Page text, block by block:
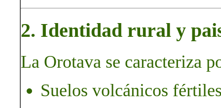
2. Identidad rural y
La Orotava se caracteriza
Suelos volcánicos